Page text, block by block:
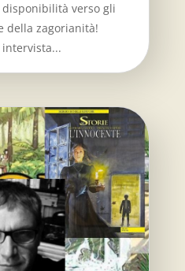
verso gli
della zagorianità!